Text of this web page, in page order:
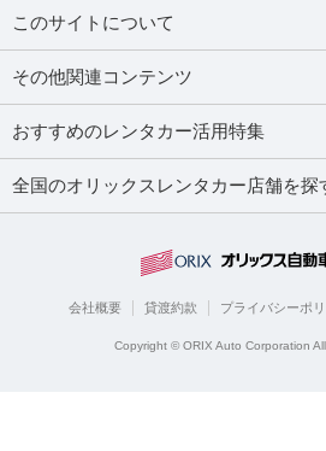
このサイトについて
その他関連コンテンツ
おすすめのレンタカー活用特集
全国のオリックスレンタカー店舗を探
会社概要 貸渡約款 プライバシーポ
Copyright © ORIX Auto Corporation